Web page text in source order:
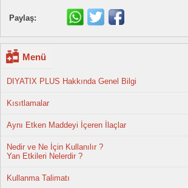
Paylaş:
Menü
DIYATIX PLUS Hakkında Genel Bilgi
Kısıtlamalar
Aynı Etken Maddeyi İçeren İlaçlar
Nedir ve Ne İçin Kullanılır ?
Yan Etkileri Nelerdir ?
Kullanma Talimatı